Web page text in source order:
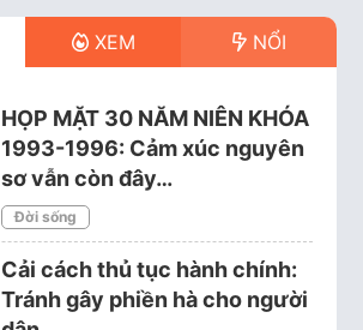
XEM NỔI
HỌP MẶT 30 NĂM NIÊN KHÓA
1993-1996: Cảm xúc nguyên
sơ vẫn còn đây…
Đời sống
Cải cách thủ tục hành chính:
Tránh gây phiền hà cho người